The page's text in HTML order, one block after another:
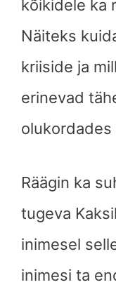
kõikidele ka
Näiteks
kriiside ja
erinevad
Räägin ka
tugeva
inimesel
inimesi ta